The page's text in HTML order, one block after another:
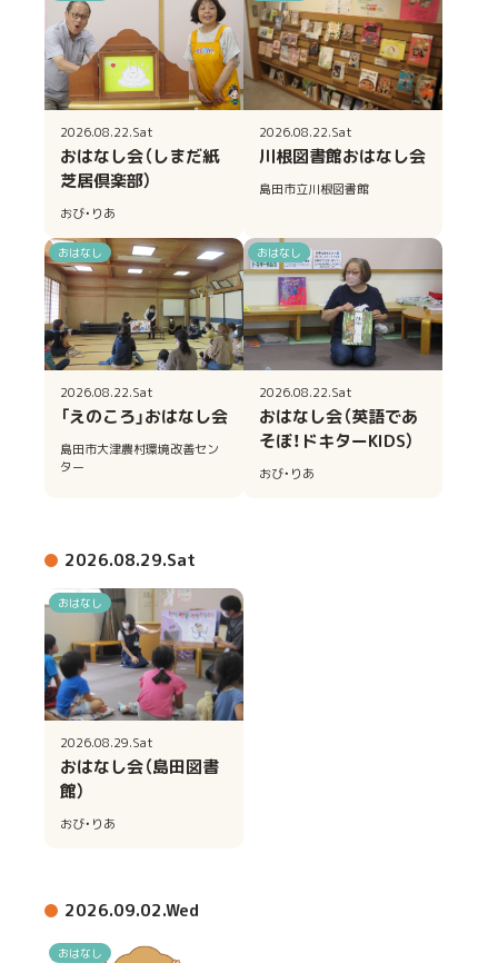
2026.08.22.Sat
おはなし会（しまだ紙
芝居倶楽部）
おび・りあ
2026.08.22.Sat
川根図書館おはなし会
島田市立川根図書館
おはなし
2026.08.22.Sat
「えのころ」おはなし会
島田市大津農村環境改善セン
ター
おはなし
2026.08.22.Sat
おはなし会（英語であ
そぼ！ドキターKIDS）
おび・りあ
2026.08.29.Sat
おはなし
2026.08.29.Sat
おはなし会（島田図書
館）
おび・りあ
2026.09.02.Wed
おはなし